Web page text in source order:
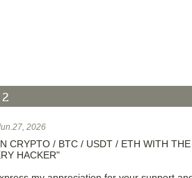
2
2026
CRYPTO / BTC / USDT / ETH WITH
HACKER"